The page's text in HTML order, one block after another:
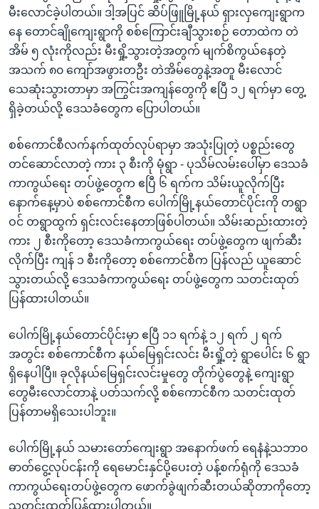
မီးလောင်ခဲ့ပါတယ်။ ဒါ့အပြင် ဆိပ်ဖြူမြို့နယ် ရှားလှကျေးရွာက
နေ တောင်ချိုကျေးရွာကို စစ်ကြောင်းချီသွားစဉ် တောထဲက တဲ
အိမ် ၅ လုံးကိုလည်း မီးရှို့သွားတဲ့အတွက် မျက်စိကွယ်နေတဲ့
အသက် ၈၀ ကျော်အဖွားတဦး တဲအိမ်တွေနဲ့အတူ မီးလောင်
သေဆုံးသွားတာမှာ အကြွင်းအကျန်တွေကို ဧပြီ ၁၂ ရက်မှာ တွေ့
ရှိခဲ့တယ်လို့ ဒေသခံတွေက ပြောပါတယ်။
စစ်ကောင်စီလက်နက်ထုတ်လုပ်ရာမှာ အသုံးပြုတဲ့ ပစ္စည်းတွေ
တင်ဆောင်လာတဲ့ ကား ၃ စီးကို မုံရွာ - ပုသိမ်လမ်းပေါ်မှာ ဒေသခံ
ကာကွယ်ရေး တပ်ဖွဲ့တွေက ဧပြီ ၆ ရက်က သိမ်းယူလိုက်ပြီး
နောက်နေ့မှာပဲ စစ်ကောင်စီက ပေါက်မြို့နယ်တောင်ပိုင်းကို တရွာ
ဝင် တရွာထွက် ရှင်းလင်းနေတာဖြစ်ပါတယ်။ သိမ်းဆည်းထားတဲ့
ကား ၂ စီးကိုတော့ ဒေသခံကာကွယ်ရေး တပ်ဖွဲ့တွေက ဖျက်ဆီး
လိုက်ပြီး ကျန် ၁ စီးကိုတော့ စစ်ကောင်စီက ပြန်လည် ယူဆောင်
သွားတယ်လို့ ဒေသခံကာကွယ်ရေး တပ်ဖွဲ့တွေက သတင်းထုတ်
ပြန်ထားပါတယ်။
ပေါက်မြို့နယ်တောင်ပိုင်းမှာ ဧပြီ ၁၁ ရက်နဲ့ ၁၂ ရက် ၂ ရက်
အတွင်း စစ်ကောင်စီက နယ်မြေရှင်းလင်း မီးရှို့တဲ့ ရွာပေါင်း ၆ ရွာ
ရှိနေပါပြီ။ ခုလိုနယ်မြေရှင်းလင်းမှုတွေ တိုက်ပွဲတွေနဲ့ ကျေးရွာ
တွေမီးလောင်တာနဲ့ ပတ်သက်လို့ စစ်ကောင်စီက သတင်းထုတ်
ပြန်တာမရှိသေးပါဘူး။
ပေါက်မြို့နယ် သမားတော်ကျေးရွာ အနောက်ဖက် ရေနံနဲ့သဘာ၀
ဓာတ်ငွေ့လုပ်ငန်းကို ရေမောင်းနှင်ပို့ပေးတဲ့ ပန့်စက်ရုံကို ဒေသခံ
ကာကွယ်ရေးတပ်ဖွဲ့တွေက ဖောက်ခွဲဖျက်ဆီးတယ်ဆိုတာကိုတော့
သတင်းထုတ်ပြန်ထားပါတယ်။